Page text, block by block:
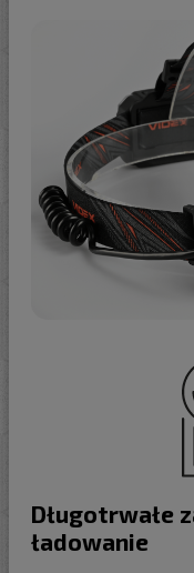
Długotrwałe
ładowanie